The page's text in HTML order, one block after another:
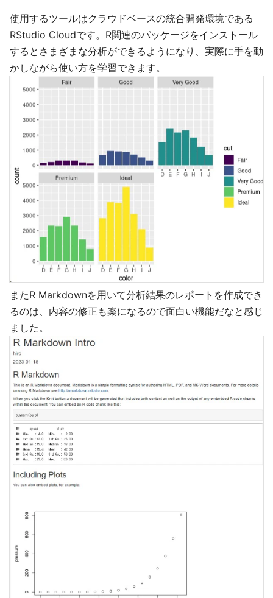
使用するツールはクラウドベースの統合開発環境である
RStudio Cloudです。R関連のパッケージをインストール
するとさまざまな分析ができるようになり、実際に手を動
かしながら使い方を学習できます。
またR Markdownを用いて分析結果のレポートを作成でき
るのは、内容の修正も楽になるので面白い機能だなと感じ
ました。